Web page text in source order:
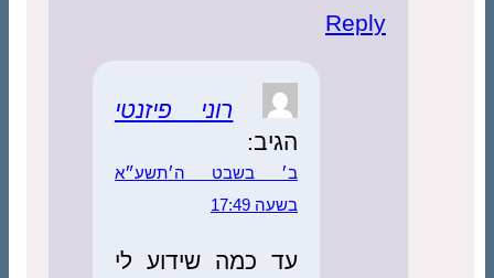
רוני פיזנטי
ב׳ בשבט ה׳תשע״א
עד כמה שידוע לי